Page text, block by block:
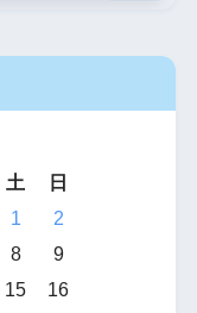
土
日
1
2
8
9
15
16